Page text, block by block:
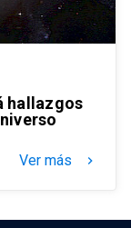
hallazgos
Ver más keyboard_arrow_right